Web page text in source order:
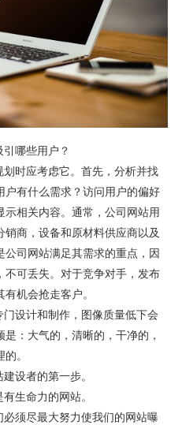
哪些用户？
时应考虑它。首先，分析并找
户有什么需求？访问用户的偏好
相关内容。通常，公司网站用
销商，设备和原材料供应商以及
司网站满足其需求的重点，因
不可丢失。对于竞争对手，发布
机会抢走客户。
设计和制作，图像质量低下会
：大气的，清晰的，干净的，
。
设者的第一步。
生命力的网站。
须尽最大努力使我们的网站曝